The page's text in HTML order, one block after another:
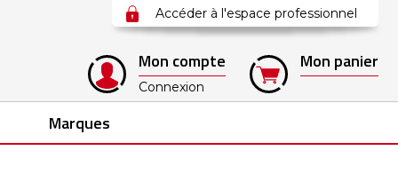
Accéder à l'espace professionnel
Mon compte
Connexion
Mon panier
Marques